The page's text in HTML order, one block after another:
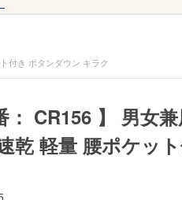
付き ボタンダウン キラク
： CR156 】 男女
乾 軽量 腰ポケッ